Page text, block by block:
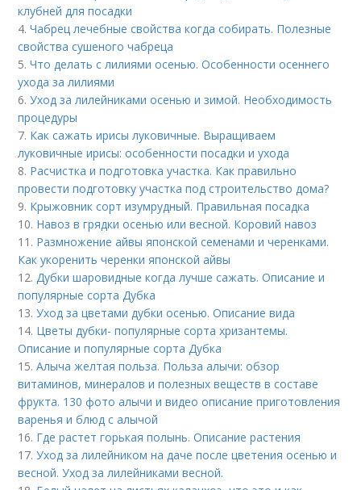
клубней для посадки
4.Чабрец лечебные свойства когда собирать. Полезные
свойства сушеного чабреца
5.Что делать с лилиями осенью. Особенности осеннего
ухода за лилиями
6.Уход за лилейниками осенью и зимой. Необходимость
процедуры
7. Как сажать ирисы луковичные. Выращиваем
луковичные ирисы: особенности посадки и ухода
8. Расчистка и подготовка участка. Как правильно
провести подготовку участка под строительство дома?
9. Крыжовник сорт изумрудный. Правильная посадка
10. Навоз в грядки осенью или весной. Коровий навоз
11. Размножение айвы японской семенами и черенками.
Как укоренить черенки японской айвы
12.Дубки шаровидные когда лучше сажать. Описание и
популярные сорта Дубка
13.Уход за цветами дубки осенью. Описание вида
14. Цветы дубки- популярные сорта хризантемы.
Описание и популярные сорта Дубка
15.Алыча желтая польза. Польза алычи: обзор
витаминов, минералов и полезных веществ в составе
фрукта. 130 фото алычи и видео описание приготовления
варенья и блюд с алычой
16. Где растет горькая полынь. Описание растения
17.Уход за лилейником на даче после цветения осенью и
весной. Уход за лилейниками весной.